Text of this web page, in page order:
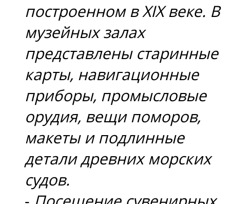
построенном в XIX веке. В
музейных залах
представлены старинные
карты, навигационные
приборы, промысловые
орудия, вещи поморов,
макеты и подлинные
детали древних морских
судов.